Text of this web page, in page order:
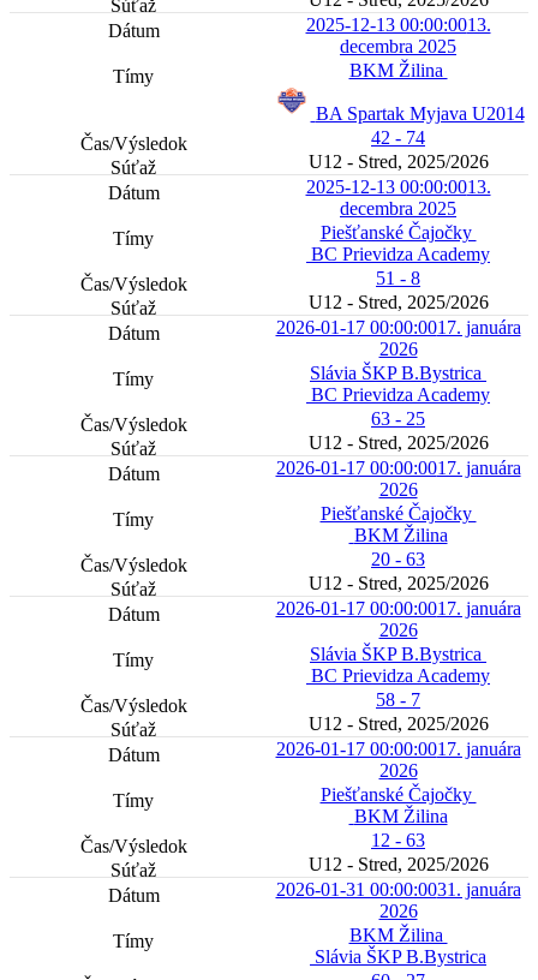
2025-12-13 00:00:0013.
decembra 2025
BKM Žilina
BA Spartak Myjava U2014
42 - 74
U12 - Stred, 2025/2026
2025-12-13 00:00:0013.
decembra 2025
Piešťanské Čajočky
BC Prievidza Academy
51 - 8
U12 - Stred, 2025/2026
2026-01-17 00:00:0017. januára
2026
Slávia ŠKP B.Bystrica
BC Prievidza Academy
63 - 25
U12 - Stred, 2025/2026
2026-01-17 00:00:0017. januára
2026
Piešťanské Čajočky
BKM Žilina
20 - 63
U12 - Stred, 2025/2026
2026-01-17 00:00:0017. januára
2026
Slávia ŠKP B.Bystrica
BC Prievidza Academy
58 - 7
U12 - Stred, 2025/2026
2026-01-17 00:00:0017. januára
2026
Piešťanské Čajočky
BKM Žilina
12 - 63
U12 - Stred, 2025/2026
2026-01-31 00:00:0031. januára
2026
BKM Žilina
Slávia ŠKP B.Bystrica